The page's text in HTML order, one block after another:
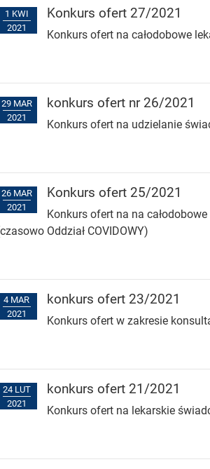
1 KWI
2021
Konkurs ofert 27/2021
Konkurs ofert na całodobowe
29 MAR
2021
konkurs ofert nr 26/2021
Konkurs ofert na udzielanie
26 MAR
2021
Konkurs ofert 25/2021
Konkurs ofert na na
Oddział COVIDOWY)
4 MAR
2021
konkurs ofert 23/2021
Konkurs ofert w zakresie
24 LUT
2021
konkurs ofert 21/2021
Konkurs ofert na lekarskie